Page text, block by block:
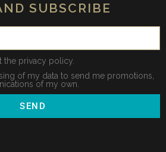
SUBSCRIBE
the privacy policy.
of my data to send me promotions,
of my own.
SEND